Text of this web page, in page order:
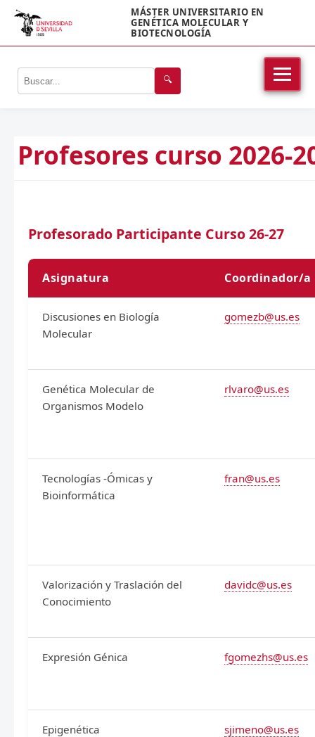
MÁSTER UNIVERSITARIO EN
GENÉTICA MOLECULAR Y
BIOTECNOLOGÍA
🔍
Profesores curso 2026-
Profesorado Participante Curso 26-27
Asignatura Coordinador/a
Discusiones en Biología
Molecular
gomezb@us.es
Genética Molecular de
Organismos Modelo
rlvaro@us.es
Tecnologías -Ómicas y
Bioinformática
fran@us.es
Valorización y Traslación del
Conocimiento
davidc@us.es
Expresión Génica fgomezhs@us.es
Epigenética sjimeno@us.es